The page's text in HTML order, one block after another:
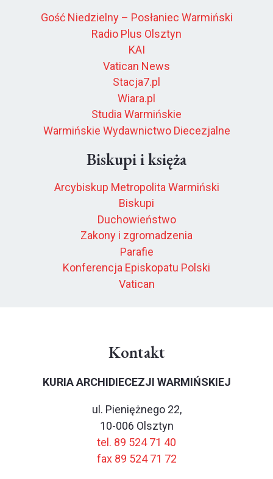
Gość Niedzielny – Posłaniec Warmiński
Radio Plus Olsztyn
KAI
Vatican News
Stacja7.pl
Wiara.pl
Studia Warmińskie
Warmińskie Wydawnictwo Diecezjalne
Biskupi i księża
Arcybiskup Metropolita Warmiński
Biskupi
Duchowieństwo
Zakony i zgromadzenia
Parafie
Konferencja Episkopatu Polski
Vatican
Kontakt
KURIA ARCHIDIECEZJI WARMIŃSKIEJ
ul. Pieniężnego 22,
10-006 Olsztyn
tel. 89 524 71 40
fax 89 524 71 72